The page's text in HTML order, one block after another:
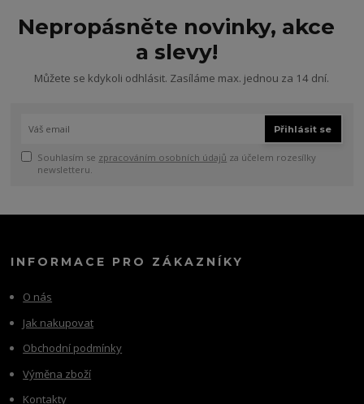
Nepropásněte novinky, akce
a slevy!
Můžete se kdykoli odhlásit. Zasíláme max. jednou za 14 dní.
Přihlásit se
Souhlasím se zpracováním osobních údajů za účelem rozesílky
newsletteru.
INFORMACE PRO ZÁKAZNÍKY
O nás
Jak nakupovat
Obchodní podmínky
Výměna zboží
Kontakty